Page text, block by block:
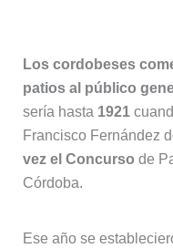
Los cordobeses
patios al público
sería hasta 1921
Francisco Fernández
vez el Concurso de
Córdoba.
Ese año se